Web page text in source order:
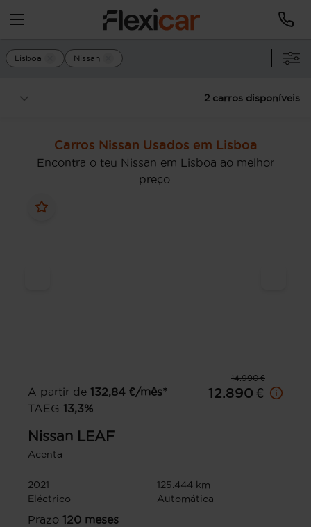
Lisboa Nissan
2 carros disponíveis
Carros Nissan Usados em Lisboa
Encontra o teu Nissan em Lisboa ao melhor
preço.
14.990 €
A partir de 132,84 €/mês*
TAEG 13,3%
12.890 €
Nissan LEAF
Acenta
2021
125.444 km
Eléctrico
Automática
Prazo 120 meses